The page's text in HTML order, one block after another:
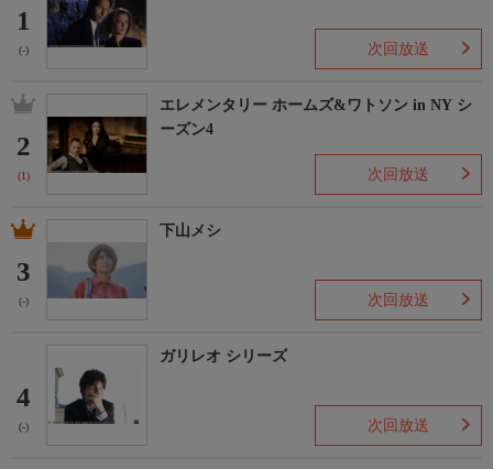
1
(-) 次回放送
2
(1)
エレメンタリー ホームズ&ワトソン in NY シ
ーズン4
次回放送
3
(-)
下山メシ
次回放送
4
(-)
ガリレオ シリーズ
次回放送